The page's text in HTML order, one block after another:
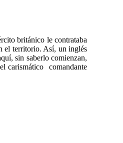
británico le contrataba
el territorio. Así, un inglés
sin saberlo comienzan,
carismático comandante